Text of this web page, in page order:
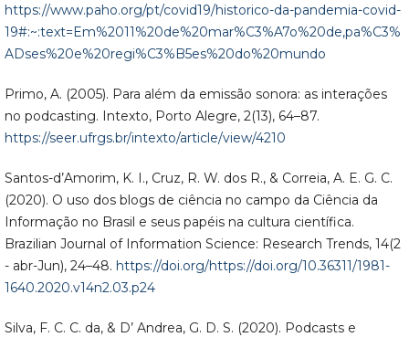
https://www.paho.org/pt/covid19/historico-da-pandemia-covid-
19#:~:text=Em%2011%20de%20mar%C3%A7o%20de,pa%C3%
ADses%20e%20regi%C3%B5es%20do%20mundo
Primo, A. (2005). Para além da emissão sonora: as interações
no podcasting. Intexto, Porto Alegre, 2(13), 64–87.
https://seer.ufrgs.br/intexto/article/view/4210
Santos-d’Amorim, K. I., Cruz, R. W. dos R., & Correia, A. E. G. C.
(2020). O uso dos blogs de ciência no campo da Ciência da
Informação no Brasil e seus papéis na cultura científica.
Brazilian Journal of Information Science: Research Trends, 14(2
- abr-Jun), 24–48. https://doi.org/https://doi.org/10.36311/1981-
1640.2020.v14n2.03.p24
Silva, F. C. C. da, & D’ Andrea, G. D. S. (2020). Podcasts e